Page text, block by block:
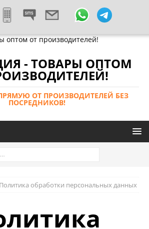
- ТОВАРЫ ОПТОМ
ОТ ПРОИЗВОДИТЕЛЕЙ БЕЗ
ПОСРЕДНИКОВ!
Политика обработки персональных данных